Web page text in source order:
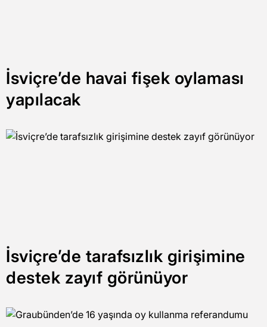
İsviçre’de havai fişek oylaması
yapılacak
İsviçre’de tarafsızlık girişimine
destek zayıf görünüyor